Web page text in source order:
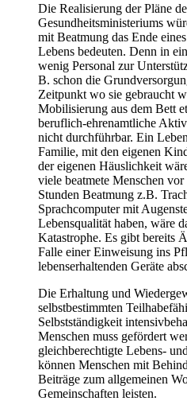
Die Realisierung der Pläne
Gesundheitsministeriums
mit Beatmung das Ende
Lebens bedeuten. Denn in
wenig Personal zur
B. schon die
Zeitpunkt wo sie gebraucht
Mobilisierung aus dem Bett
beruflich-ehrenamtliche
nicht durchführbar. Ein
Familie, mit den eigenen
der eigenen Häuslichkeit
viele beatmete Menschen
Stunden Beatmung z.B.
Sprachcomputer mit
Lebensqualität haben, wäre
Katastrophe. Es gibt bereits
Falle einer Einweisung ins
lebenserhaltenden Geräte
Die Erhaltung und
selbstbestimmten
Selbstständigkeit
Menschen muss gefördert
gleichberechtigte Lebens-
können Menschen mit
Beiträge zum allgemeinen
Gemeinschaften leisten.